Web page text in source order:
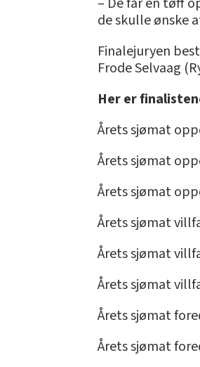
de skulle ønske
Finalejuryen
Frode Selvaag
Her er
Årets sjømat
Årets sjømat
Årets sjømat
Årets sjømat
Årets sjømat
Årets sjømat
Årets sjømat
Årets sjømat